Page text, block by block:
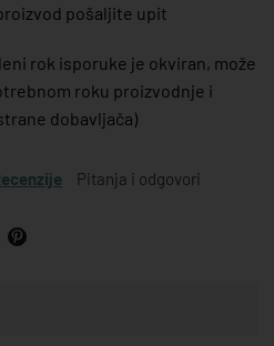
pošaljite upit
rok isporuke je okviran, može
roku proizvodnje i
dobavljača)
Pitanja i odgovori